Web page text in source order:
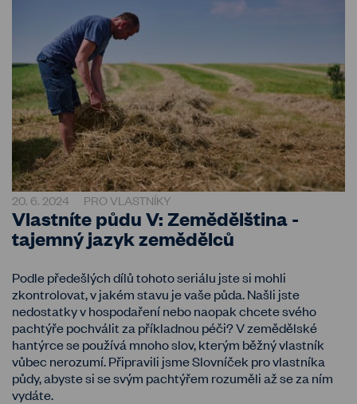
20. 6. 2024 PRO VLASTNÍKY
Vlastníte půdu V: Zemědělština -
tajemný jazyk zemědělců
Podle předešlých dílů tohoto seriálu jste si mohli
zkontrolovat, v jakém stavu je vaše půda. Našli jste
nedostatky v hospodaření nebo naopak chcete svého
pachtýře pochválit za příkladnou péči? V zemědělské
hantýrce se používá mnoho slov, kterým běžný vlastník
vůbec nerozumí. Připravili jsme Slovníček pro vlastníka
půdy, abyste si se svým pachtýřem rozuměli až se za ním
vydáte.